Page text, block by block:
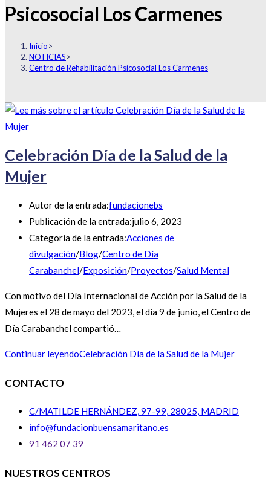
Psicosocial Los Carmenes
Inicio>
NOTICIAS>
Centro de Rehabilitación Psicosocial Los Carmenes
Celebración Día de la Salud de la
Mujer
Autor de la entrada:fundacionebs
Publicación de la entrada:julio 6, 2023
Categoría de la entrada:Acciones de
divulgación/Blog/Centro de Día
Carabanchel/Exposición/Proyectos/Salud Mental
Con motivo del Día Internacional de Acción por la Salud de la
Mujeres el 28 de mayo del 2023, el día 9 de junio, el Centro de
Día Carabanchel compartió…
Continuar leyendoCelebración Día de la Salud de la Mujer
CONTACTO
C/MATILDE HERNÁNDEZ, 97-99, 28025, MADRID
info@fundacionbuensamaritano.es
91 462 07 39
NUESTROS CENTROS